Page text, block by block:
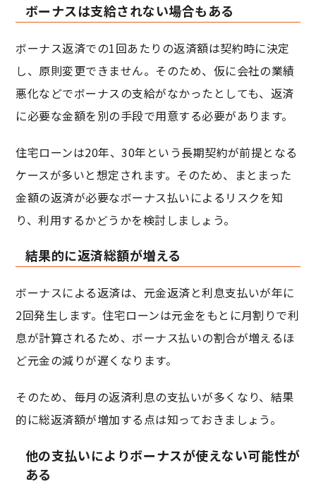
ボーナスは支給されない場合もある
ボーナス返済での1回あたりの返済額は契約時に決定
し、原則変更できません。そのため、仮に会社の業績
悪化などでボーナスの支給がなかったとしても、返済
に必要な金額を別の手段で用意する必要があります。
住宅ローンは20年、30年という長期契約が前提となる
ケースが多いと想定されます。そのため、まとまった
金額の返済が必要なボーナス払いによるリスクを知
り、利用するかどうかを検討しましょう。
結果的に返済総額が増える
ボーナスによる返済は、元金返済と利息支払いが年に
2回発生します。住宅ローンは元金をもとに月割りで利
息が計算されるため、ボーナス払いの割合が増えるほ
ど元金の減りが遅くなります。
そのため、毎月の返済利息の支払いが多くなり、結果
的に総返済額が増加する点は知っておきましょう。
他の支払いによりボーナスが使えない可能性が
ある